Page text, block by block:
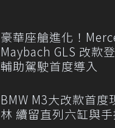
豪華座艙進化！
Maybach GLS 改款
輔助駕駛首度導入
BMW M3大改款首度
林 續留直列六缸與